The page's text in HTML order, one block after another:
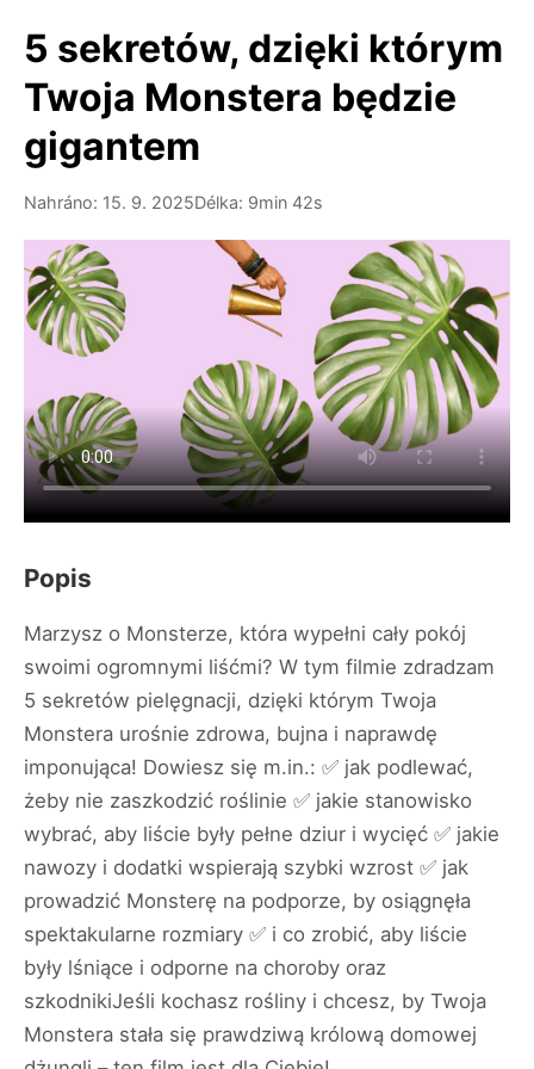
5 sekretów, dzięki którym
Twoja Monstera będzie
gigantem
Nahráno: 15. 9. 2025Délka: 9min 42s
Popis
Marzysz o Monsterze, która wypełni cały pokój
swoimi ogromnymi liśćmi? W tym filmie zdradzam
5 sekretów pielęgnacji, dzięki którym Twoja
Monstera urośnie zdrowa, bujna i naprawdę
imponująca! Dowiesz się m.in.: ✅ jak podlewać,
żeby nie zaszkodzić roślinie ✅ jakie stanowisko
wybrać, aby liście były pełne dziur i wycięć ✅ jakie
nawozy i dodatki wspierają szybki wzrost ✅ jak
prowadzić Monsterę na podporze, by osiągnęła
spektakularne rozmiary ✅ i co zrobić, aby liście
były lśniące i odporne na choroby oraz
szkodnikiJeśli kochasz rośliny i chcesz, by Twoja
Monstera stała się prawdziwą królową domowej